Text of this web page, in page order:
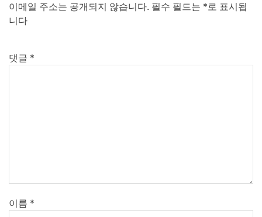
이메일 주소는 공개되지 않습니다. 필수 필드는 *로 표시됩
니다
댓글 *
이름 *